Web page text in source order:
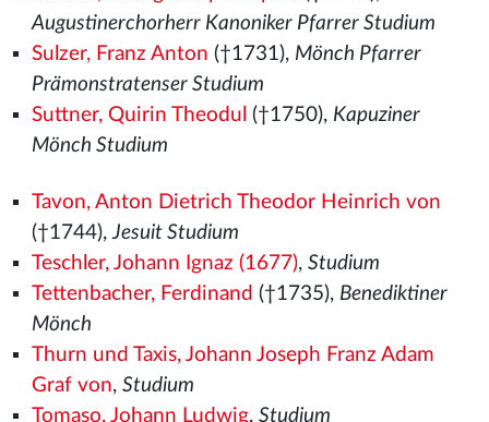
Augustinerchorherr Kanoniker Pfarrer Studium
Sulzer, Franz Anton (†1731), Mönch Pfarrer
Prämonstratenser Studium
Suttner, Quirin Theodul (†1750), Kapuziner
Mönch Studium
Tavon, Anton Dietrich Theodor Heinrich von
(†1744),Jesuit Studium
Teschler, Johann Ignaz (1677), Studium
Tettenbacher, Ferdinand (†1735), Benediktiner
Mönch
Thurn und Taxis, Johann Joseph Franz Adam
Graf von, Studium
Tomaso, Johann Ludwig, Studium